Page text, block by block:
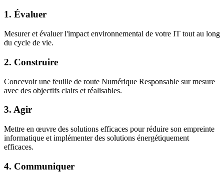
1. Évaluer
Mesurer et évaluer l'impact environnemental de votre IT tout au long
du cycle de vie.
2. Construire
Concevoir une feuille de route Numérique Responsable sur mesure
avec des objectifs clairs et réalisables.
3. Agir
Mettre en œuvre des solutions efficaces pour réduire son empreinte
informatique et implémenter des solutions énergétiquement
efficaces.
4. Communiquer